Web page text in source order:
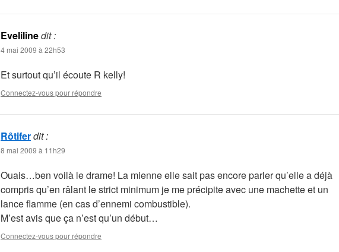
Evelilinedit :
4 mai 2009 à 22h53
Et surtout qu’il écoute R kelly!
Connectez-vous pour répondre
Rôtiferdit :
8 mai 2009 à 11h29
Ouais…ben voilà le drame! La mienne elle sait pas encore parler qu’elle a déjà
compris qu’en râlant le strict minimum je me précipite avec une machette et un
lance flamme (en cas d’ennemi combustible).
M’est avis que ça n’est qu’un début…
Connectez-vous pour répondre